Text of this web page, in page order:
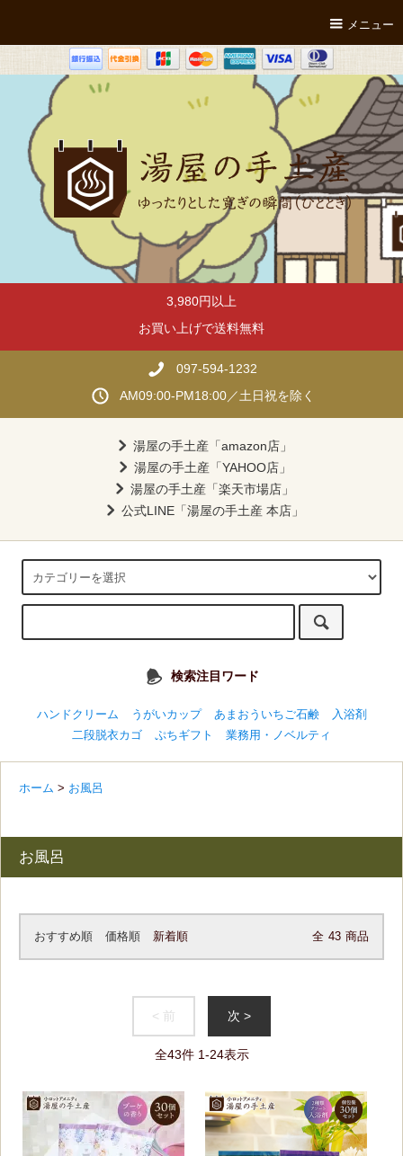
メニュー
3,980円以上
お買い上げで送料無料
097-594-1232
AM09:00-PM18:00／土日祝を除く
湯屋の手土産「amazon店」
湯屋の手土産「YAHOO店」
湯屋の手土産「楽天市場店」
公式LINE「湯屋の手土産 本店」
検索注目ワード
ハンドクリーム うがいカップ あまおういちご石鹸
入浴剤
二段脱衣カゴ
ぷちギフト 業務用・ノベルティ
ホーム > お風呂
お風呂
おすすめ順 価格順 新着順 全 43 商品
< 前 次 >
全43件 1-24表示